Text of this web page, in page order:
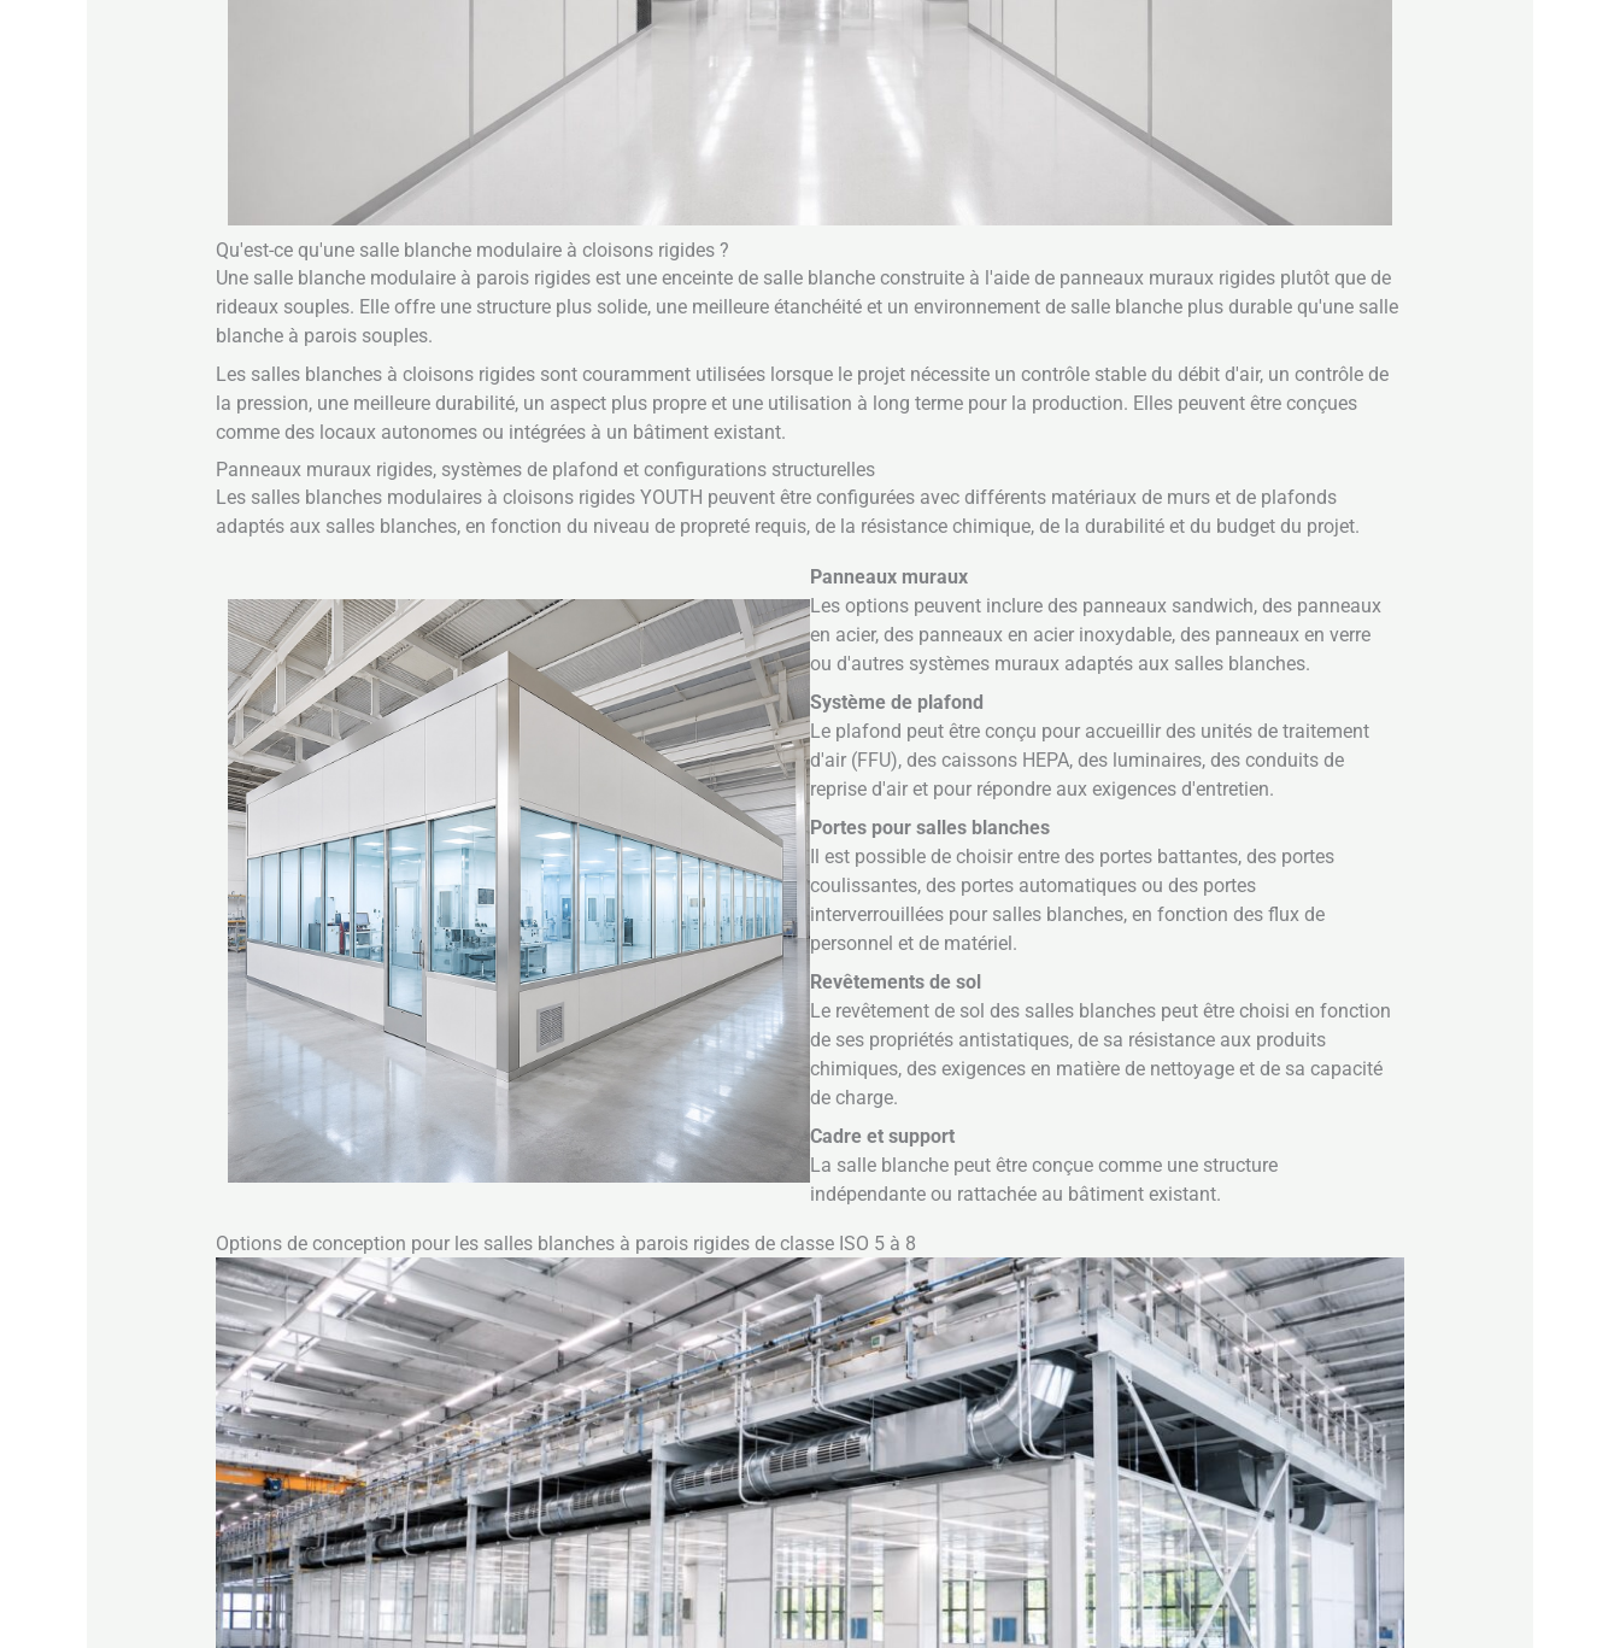
Qu'est-ce qu'une salle blanche modulaire à cloisons rigides ?
Une salle blanche modulaire à parois rigides est une enceinte de salle blanche construite à l'aide de panneaux muraux rigides plutôt que de
rideaux souples. Elle offre une structure plus solide, une meilleure étanchéité et un environnement de salle blanche plus durable qu'une salle
blanche à parois souples.
Les salles blanches à cloisons rigides sont couramment utilisées lorsque le projet nécessite un contrôle stable du débit d'air, un contrôle de
la pression, une meilleure durabilité, un aspect plus propre et une utilisation à long terme pour la production. Elles peuvent être conçues
comme des locaux autonomes ou intégrées à un bâtiment existant.
Panneaux muraux rigides, systèmes de plafond et configurations structurelles
Les salles blanches modulaires à cloisons rigides YOUTH peuvent être configurées avec différents matériaux de murs et de plafonds
adaptés aux salles blanches, en fonction du niveau de propreté requis, de la résistance chimique, de la durabilité et du budget du projet.
Panneaux muraux
Les options peuvent inclure des panneaux sandwich, des panneaux
en acier, des panneaux en acier inoxydable, des panneaux en verre
ou d'autres systèmes muraux adaptés aux salles blanches.
Système de plafond
Le plafond peut être conçu pour accueillir des unités de traitement
d'air (FFU), des caissons HEPA, des luminaires, des conduits de
reprise d'air et pour répondre aux exigences d'entretien.
Portes pour salles blanches
Il est possible de choisir entre des portes battantes, des portes
coulissantes, des portes automatiques ou des portes
interverrouillées pour salles blanches, en fonction des flux de
personnel et de matériel.
Revêtements de sol
Le revêtement de sol des salles blanches peut être choisi en fonction
de ses propriétés antistatiques, de sa résistance aux produits
chimiques, des exigences en matière de nettoyage et de sa capacité
de charge.
Cadre et support
La salle blanche peut être conçue comme une structure
indépendante ou rattachée au bâtiment existant.
Options de conception pour les salles blanches à parois rigides de classe ISO 5 à 8